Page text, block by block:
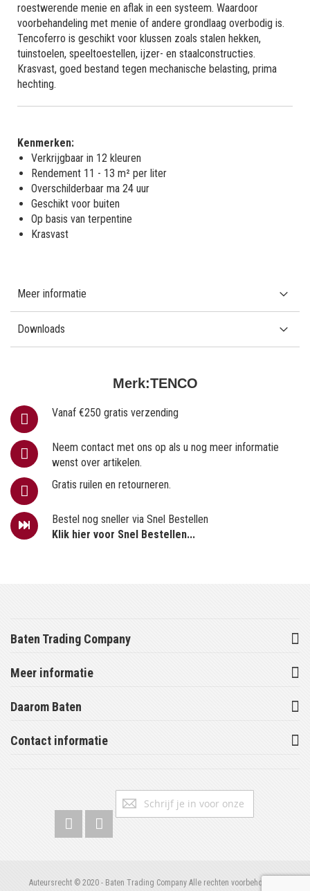
Merk:TENCO
Vanaf €250 gratis verzending
Neem contact met ons op als u nog meer informatie
wenst over artikelen.
Gratis ruilen en retourneren.
Bestel nog sneller via Snel Bestellen
Klik hier voor Snel Bestellen...
roestwerende menie en aflak in een systeem. Waardoor
voorbehandeling met menie of andere grondlaag overbodig is.
Tencoferro is geschikt voor klussen zoals stalen hekken,
tuinstoelen, speeltoestellen, ijzer- en staalconstructies.
Krasvast, goed bestand tegen mechanische belasting, prima
hechting.
Kenmerken:
Verkrijgbaar in 12 kleuren
Rendement 11 - 13 m² per liter
Overschilderbaar ma 24 uur
Geschikt voor buiten
Op basis van terpentine
Krasvast
Meer informatie
Downloads
Baten Trading Company
Meer informatie
Daarom Baten
Contact informatie
Abonneer
Auteursrecht © 2020 - Baten Trading Company Alle rechten voorbehouden.